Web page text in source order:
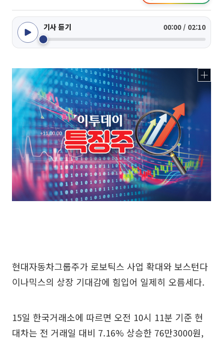
기사 듣기 00:00 / 02:10
현대자동차그룹주가 로보틱스 사업 확대와 보스턴다
이나믹스의 상장 기대감에 힘입어 일제히 오름세다.
15일 한국거래소에 따르면 오전 10시 11분 기준 현
대차는 전 거래일 대비 7.16% 상승한 76만3000원,